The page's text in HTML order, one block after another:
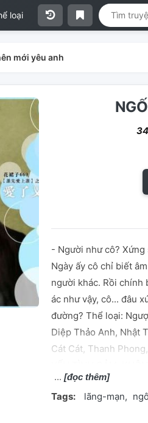
loại
mới yêu anh
- Người như cô?
Ngày ấy cô chỉ biết
người khác. Rồi chính
ác như vậy, cô... đâu
đường? Thể loại:
Diệp Thảo Anh, Nhật
Cát Cát, Thanh
AI DỊ ỨNG XIN MỜI ĐI
[đọc thêm]
Tags: lãng-mạn